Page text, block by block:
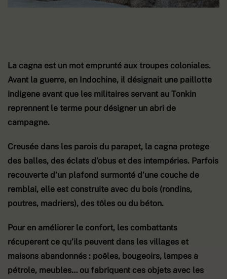
La cagna est un mot emprunté aux troupes coloniales.
Avant la guerre, en Indochine, il désignait une paillotte
indigène avant que les militaires servant au Tonkin
reprennent le terme pour désigner un abri de
campagne.
Creusée dans les parois du parapet, la cagna protège
des balles, des éclats d’obus et des intempéries. Parfois
recouverte d’un plafond surmonté d’une couche de
remblai, elle est construite avec du bois (rondins,
poutres, madriers), des tôles ou du béton.
Pour en améliorer le confort, les combattants
récupèrent ce qu’ils peuvent dans les villages et
maisons abandonnés : poêles, bougeoirs, lampes à
pétrole, meubles… ou fabriquent ces objets avec les